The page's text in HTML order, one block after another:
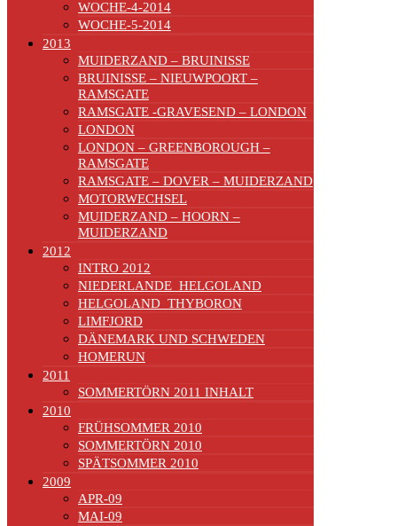
WOCHE-4-2014
WOCHE-5-2014
2013
MUIDERZAND – BRUINISSE
BRUINISSE – NIEUWPOORT –
RAMSGATE
RAMSGATE -GRAVESEND – LONDON
LONDON
LONDON – GREENBOROUGH –
RAMSGATE
RAMSGATE – DOVER – MUIDERZAND
MOTORWECHSEL
MUIDERZAND – HOORN –
MUIDERZAND
2012
INTRO 2012
NIEDERLANDE_HELGOLAND
HELGOLAND_THYBORON
LIMFJORD
DÄNEMARK UND SCHWEDEN
HOMERUN
2011
SOMMERTÖRN 2011 INHALT
2010
FRÜHSOMMER 2010
SOMMERTÖRN 2010
SPÄTSOMMER 2010
2009
APR-09
MAI-09